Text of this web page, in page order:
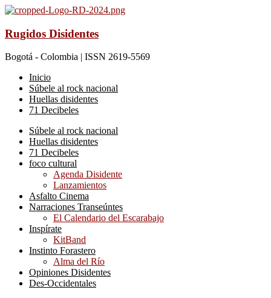
Rugidos Disidentes
Bogotá - Colombia | ISSN 2619-5569
Inicio
Súbele al rock nacional
Huellas disidentes
71 Decibeles
Súbele al rock nacional
Huellas disidentes
71 Decibeles
foco cultural
Agenda Disidente
Lanzamientos
Asfalto Cinema
Narraciones Transeúntes
El Calendario del Escarabajo
Inspírate
KitBand
Instinto Forastero
Alma del Río
Opiniones Disidentes
Des-Occidentales